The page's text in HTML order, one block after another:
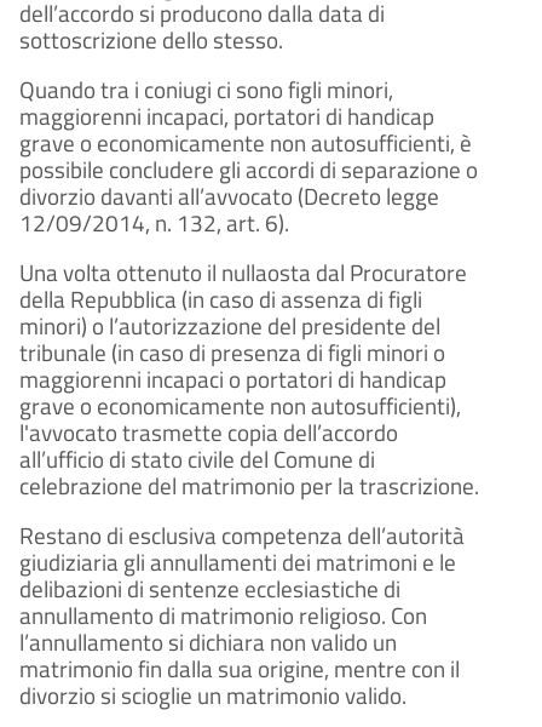
dell’accordo si producono dalla data di
sottoscrizione dello stesso.
Quando tra i coniugi ci sono figli minori,
maggiorenni incapaci, portatori di handicap
grave o economicamente non autosufficienti, è
possibile concludere gli accordi di separazione o
divorzio davanti all’avvocato (Decreto legge
12/09/2014, n. 132, art. 6).
Una volta ottenuto il nullaosta dal Procuratore
della Repubblica (in caso di assenza di figli
minori) o l’autorizzazione del presidente del
tribunale (in caso di presenza di figli minori o
maggiorenni incapaci o portatori di handicap
grave o economicamente non autosufficienti),
l'avvocato trasmette copia dell’accordo
all’ufficio di stato civile del Comune di
celebrazione del matrimonio per la trascrizione.
Restano di esclusiva competenza dell’autorità
giudiziaria gli annullamenti dei matrimoni e le
delibazioni di sentenze ecclesiastiche di
annullamento di matrimonio religioso. Con
l’annullamento si dichiara non valido un
matrimonio fin dalla sua origine, mentre con il
divorzio si scioglie un matrimonio valido.